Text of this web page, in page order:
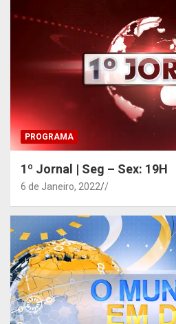
PROGRAMA
1º Jornal | Seg – Sex: 19H
6 de Janeiro, 2022 /